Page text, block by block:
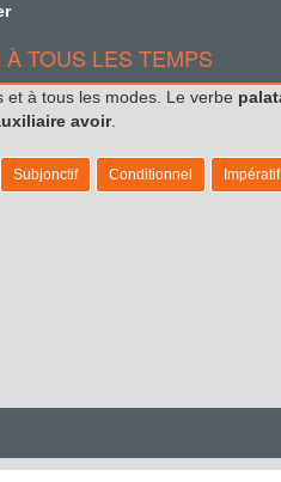
À TOUS LES TEMPS
et à tous les modes. Le verbe
avoir.
Subjonctif Conditionnel Impératif